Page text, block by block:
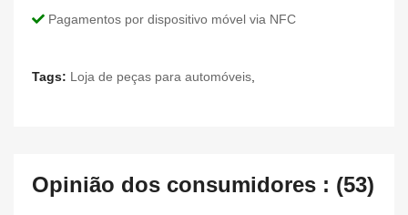
Pagamentos por dispositivo móvel via NFC
Tags: Loja de peças para automóveis
Opinião dos consumidores : (53)